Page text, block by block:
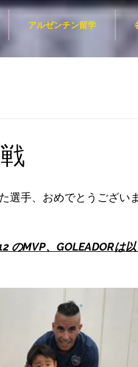
アルゼンチン留学
選手、おめでとうございま
のMVP、GOLEADORは